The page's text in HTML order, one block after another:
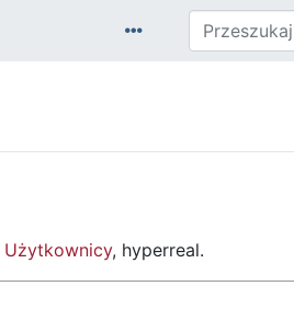
Użytkownicy, hyperreal.